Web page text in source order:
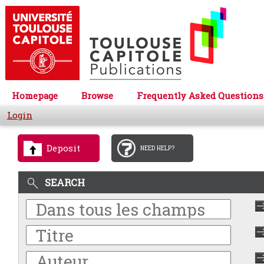
Homepage Browse
Frequently Asked Questions
Login
Deposit NEED HELP?
SEARCH